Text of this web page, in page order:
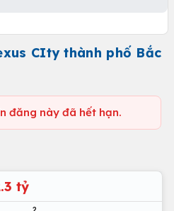
CIty thành phố Bắc
đăng này đã hết hạn.
tỷ